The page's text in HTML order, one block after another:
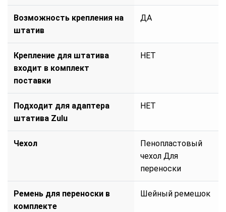
Возможность крепления на
штатив
ДА
Крепление для штатива
входит в комплект
поставки
НЕТ
Подходит для адаптера
штатива Zulu
НЕТ
Чехол
Пенопластовый
чехол Для
переноски
Ремень для переноски в
комплекте
Шейный ремешок